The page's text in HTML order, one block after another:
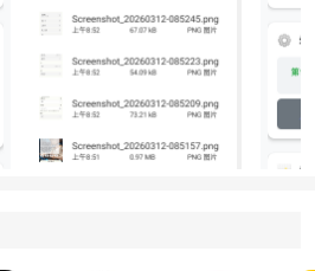
化之前，可以对修改的内容进行
的实际需求进行移除。
实用，可以同时进行多个APK文